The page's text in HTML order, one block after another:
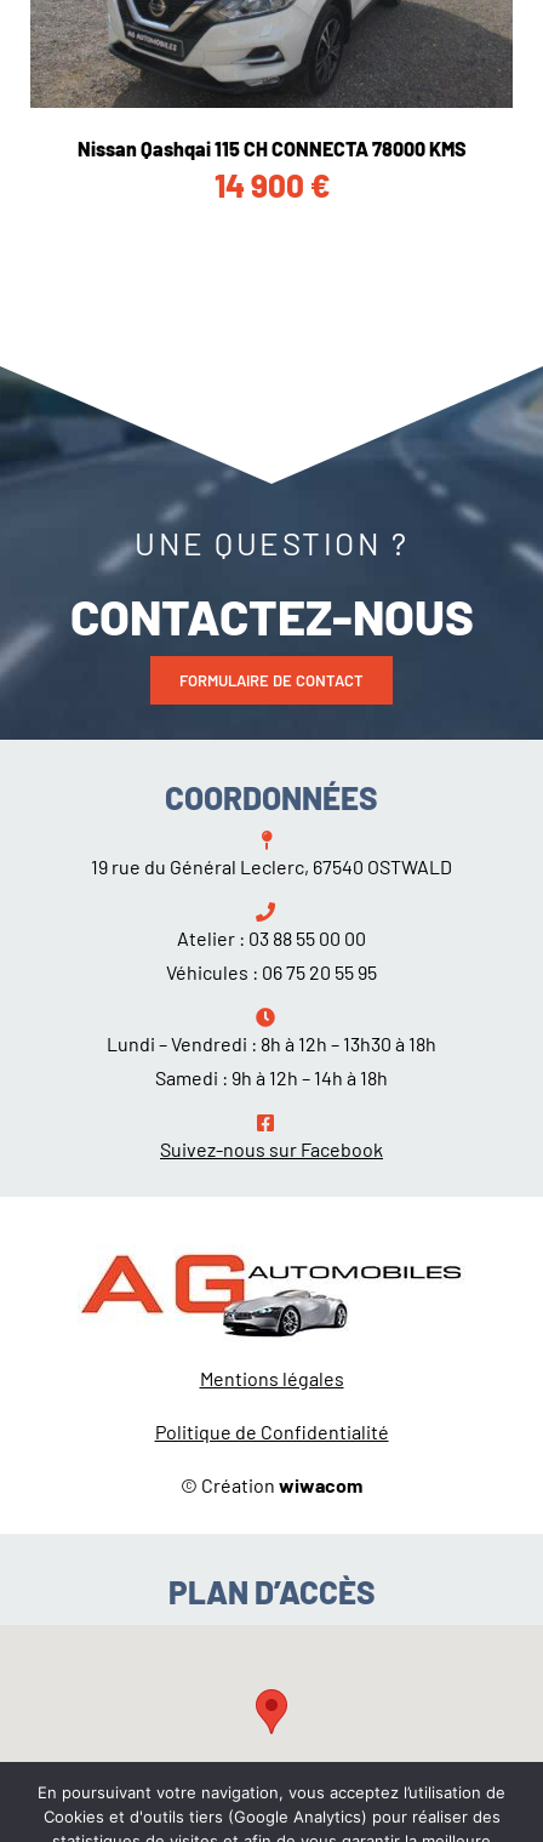
Nissan Qashqai 115 CH CONNECTA 78000 KMS
14 900 €
UNE QUESTION ?
CONTACTEZ-NOUS
FORMULAIRE DE CONTACT
COORDONNÉES
19 rue du Général Leclerc, 67540 OSTWALD
Atelier : 03 88 55 00 00
Véhicules : 06 75 20 55 95
Lundi – Vendredi : 8h à 12h – 13h30 à 18h
Samedi : 9h à 12h – 14h à 18h
Suivez-nous sur Facebook
Mentions légales
Politique de Confidentialité
© Création wiwacom
PLAN D’ACCÈS
En poursuivant votre navigation, vous acceptez l’utilisation de
Cookies et d'outils tiers (Google Analytics) pour réaliser des